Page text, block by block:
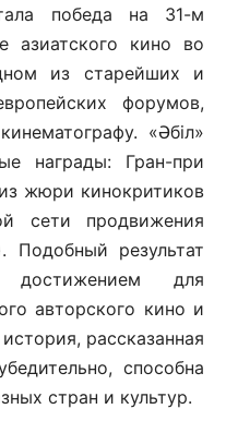
победа на 31-м
азиатского кино во
из старейших и
форумов,
«Әбіл»
награды: Гран-при
жюри кинокритиков
сети продвижения
Подобный результат
достижением для
авторского кино и
рассказанная
способна
стран и культур.